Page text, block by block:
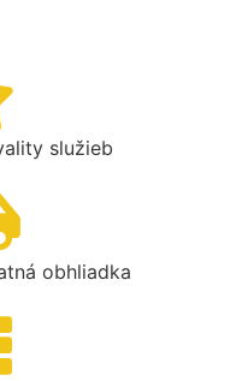
služieb
obhliadka